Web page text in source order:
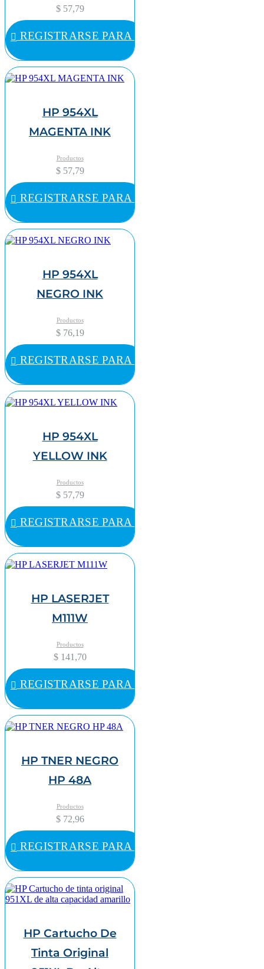
$ 57,79
REGISTRARSE PARA COMPRAR
HP 954XL
MAGENTA INK
Productos
$ 57,79
REGISTRARSE PARA COMPRAR
HP 954XL
NEGRO INK
Productos
$ 76,19
REGISTRARSE PARA COMPRAR
HP 954XL
YELLOW INK
Productos
$ 57,79
REGISTRARSE PARA COMPRAR
HP LASERJET
M111W
Productos
$ 141,70
REGISTRARSE PARA COMPRAR
HP TNER NEGRO
HP 48A
Productos
$ 72,96
REGISTRARSE PARA COMPRAR
HP Cartucho De
Tinta Original